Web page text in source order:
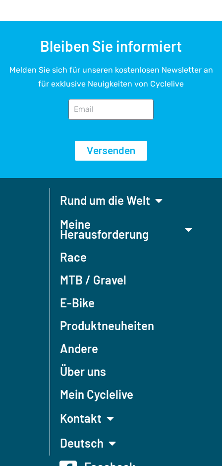
Bleiben Sie informiert
Melden Sie sich für unseren kostenlosen Newsletter an
für exklusive Neuigkeiten von Cyclelive
Versenden
Rund um die Welt
Meine
Herausforderung
Race
MTB / Gravel
E-Bike
Produktneuheiten
Andere
Über uns
Mein Cyclelive
Kontakt
Deutsch